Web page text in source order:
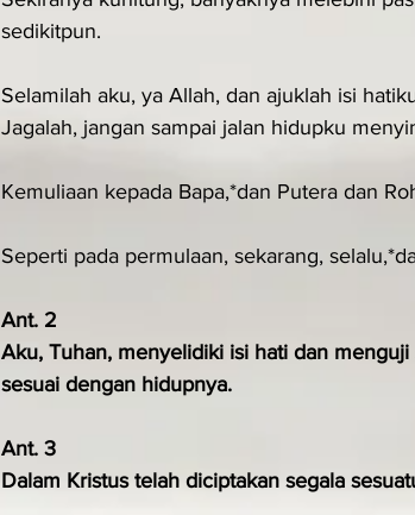
sedikitpun.
Selamilah aku, ya Allah, dan ajuklah isi
Jagalah, jangan sampai jalan hidupku
Kemuliaan kepada Bapa,*dan Putera dan
Seperti pada permulaan, sekarang,
Ant. 2
Aku, Tuhan, menyelidiki isi hati dan
sesuai dengan hidupnya.
Ant. 3
Dalam Kristus telah diciptakan segala